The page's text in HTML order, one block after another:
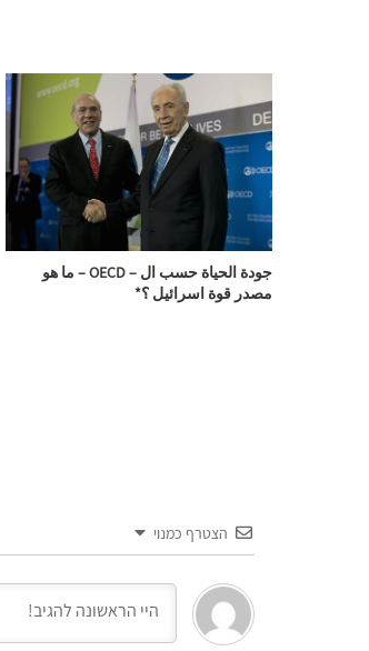
جودة الحياة حسب ال – OECD – ما هو
مصدر قوة اسرائيل ؟*
הצטרף כמנוי